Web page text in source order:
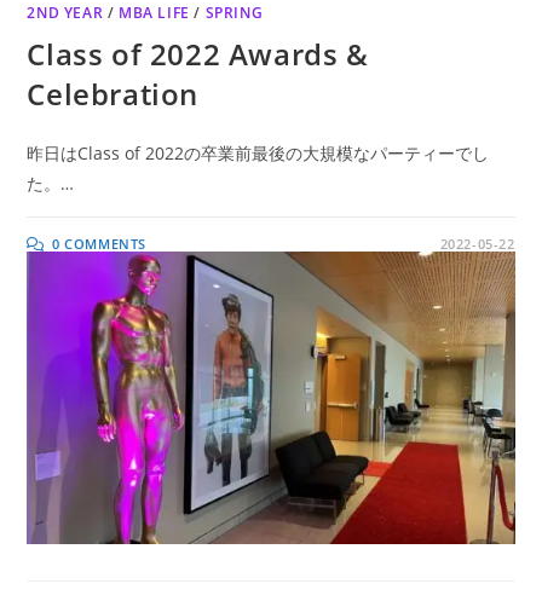
2ND YEAR / MBA LIFE / SPRING
Class of 2022 Awards &
Celebration
昨日はClass of 2022の卒業前最後の大規模なパーティーでし
た。…
0 COMMENTS 2022-05-22